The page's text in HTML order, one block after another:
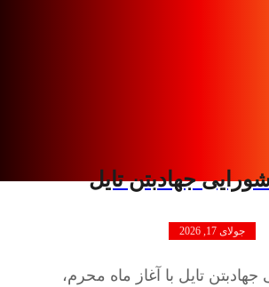
جهادبتن تایل
جولای 17, 2026
تایل با آغاز ماه محرم،